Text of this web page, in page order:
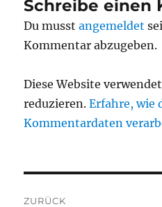
Schreibe einen
Du musstangemeldet
Kommentar abzugeben.
Diese Website
reduzieren.Erfahre, wie
Kommentardaten
ZURÜCK